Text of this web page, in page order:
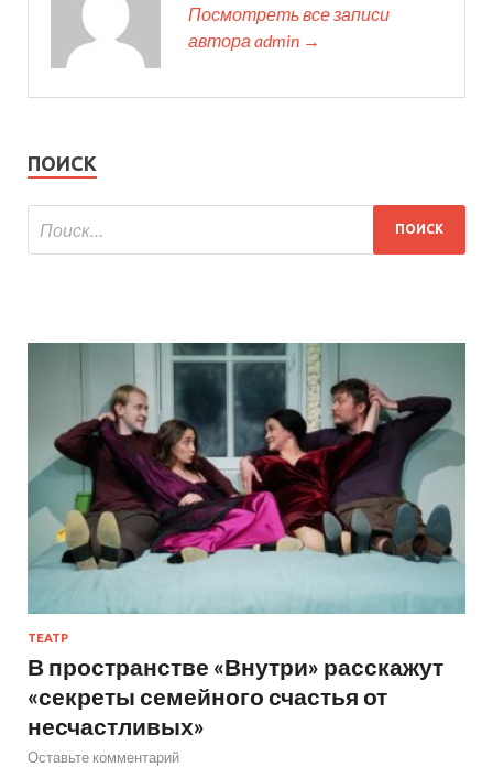
Посмотреть все записи
автора admin →
ПОИСК
ТЕАТР
В пространстве «Внутри» расскажут
«секреты семейного счастья от
несчастливых»
Оставьте комментарий